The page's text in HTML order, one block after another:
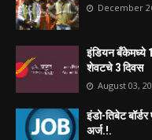
December
इंडियन बँकेमध्ये
शेवटचे 3 दिवस
August 03,
इंडो-तिबेट
अर्ज.!.